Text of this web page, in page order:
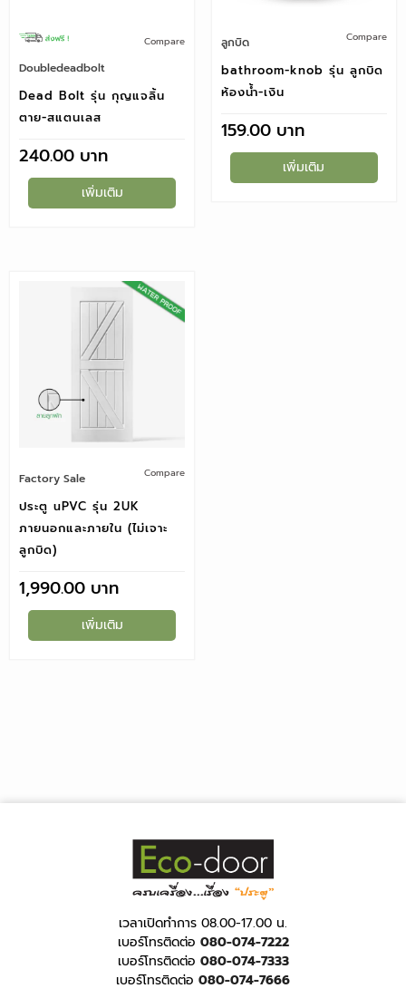
Doubledeadbolt
Compare
Dead Bolt รุ่น กุญแจลิ้น
ตาย-สแตนเลส
240.00
เพิ่มเติม
ลูกบิด Compare
bathroom-knob รุ่น ลูกบิด
ห้องน้ำ-เงิน
159.00
เพิ่มเติม
Factory Sale Compare
ประตู uPVC รุ่น 2UK
ภายนอกและภายใน (ไม่เจาะ
ลูกบิด)
1,990.00
เพิ่มเติม
เวลาเปิดทำการ 08.00-17.00 น.
เบอร์โทรติดต่อ 080-074-7222
เบอร์โทรติดต่อ 080-074-7333
เบอร์โทรติดต่อ 080-074-7666